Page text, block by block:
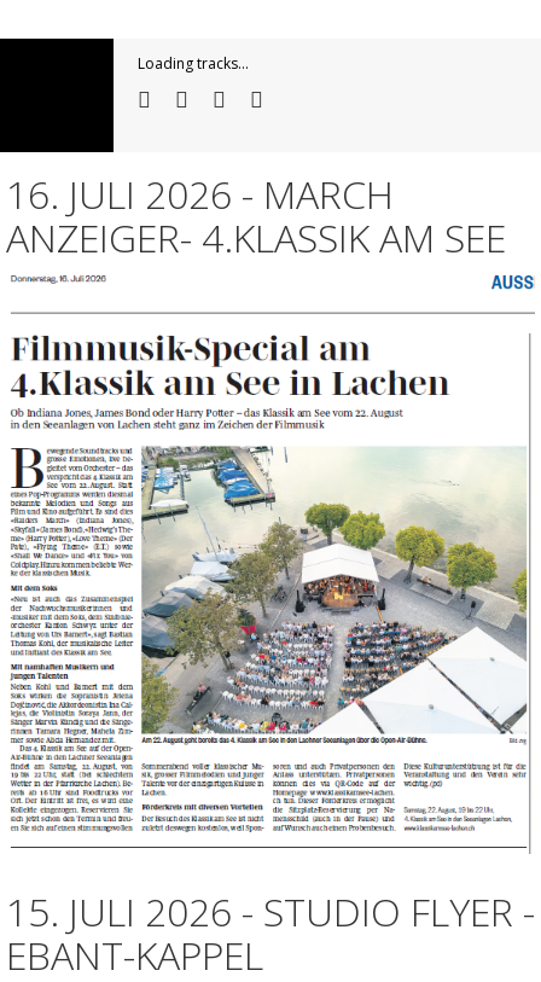
Loading tracks...
16. JULI 2026 - MARCH
ANZEIGER- 4.KLASSIK AM SEE
15. JULI 2026 - STUDIO FLYER -
EBANT-KAPPEL